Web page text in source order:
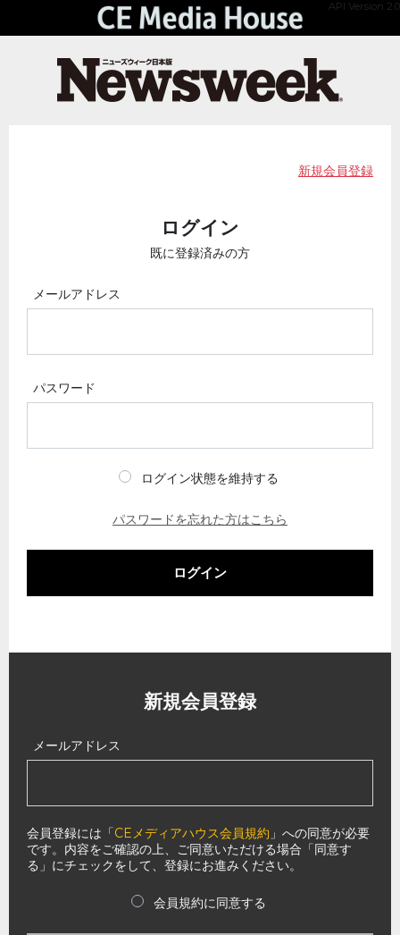
API Version 2.0
新規会員登録
ログイン
既に登録済みの方
メールアドレス
パスワード
ログイン状態を維持する
パスワードを忘れた方はこちら
ログイン
新規会員登録
メールアドレス
会員登録には「CEメディアハウス会員規約 」への同意が必要
です。内容をご確認の上、ご同意いただける場合「同意す
る」にチェックをして、登録にお進みください。
会員規約に同意する